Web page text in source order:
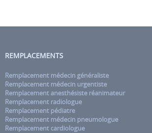
REMPLACEMENTS
Remplacement médecin généraliste
Remplacement médecin urgentiste
Remplacement anesthésiste réanimateur
Remplacement radiologue
Remplacement pédiatre
Remplacement médecin pneumologue
Remplacement cardiologue